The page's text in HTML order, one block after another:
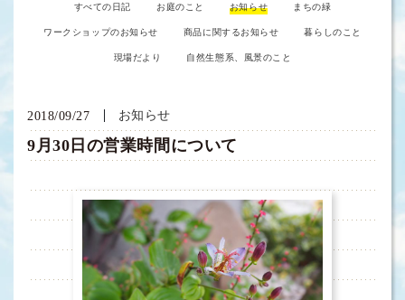
すべての日記 お庭のこと お知らせ まちの緑
ワークショップのお知らせ 商品に関するお知らせ 暮らしのこと
現場だより 自然生態系、風景のこと
2018/09/27 お知らせ
9月30日の営業時間について